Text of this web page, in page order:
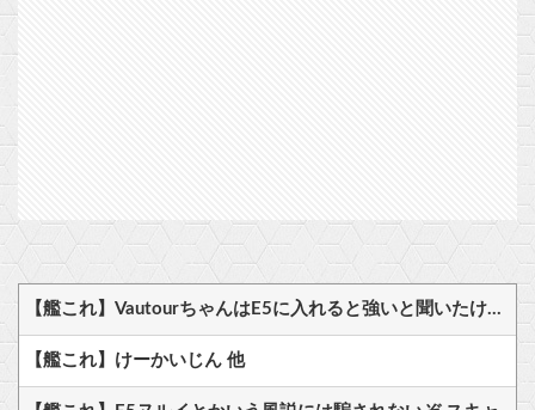
【艦これ】VautourちゃんはE5に入れると強いと聞いたけど どれくらいつよいのかしら
【艦これ】けーかいじん 他